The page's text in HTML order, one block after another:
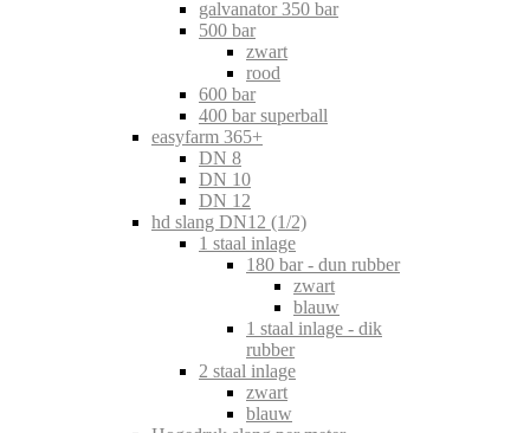
galvanator 350 bar
500 bar
zwart
rood
600 bar
400 bar superball
easyfarm 365+
DN 8
DN 10
DN 12
hd slang DN12 (1/2)
1 staal inlage
180 bar - dun rubber
zwart
blauw
1 staal inlage - dik
rubber
2 staal inlage
zwart
blauw